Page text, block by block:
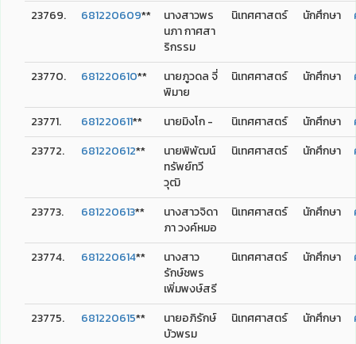
23769. 681220609**
นางสาวพร
นภา กาศสา
ริกรรม
นิเทศศาสตร์ นักศึกษา
23770. 681220610**
นายภูวดล จี่
พิมาย
นิเทศศาสตร์ นักศึกษา
23771. 681220611** นายมิงโก - นิเทศศาสตร์ นักศึกษา
23772.
681220612**
นายพิพัฒน์
ทรัพย์ทวี
วุฒิ
นิเทศศาสตร์ นักศึกษา
23773. 681220613**
นางสาวจิดา
ภา วงค์หมอ
นิเทศศาสตร์ นักศึกษา
23774. 681220614**
นางสาว
รักษ์ชพร
เพิ่มพงษ์สรี
นิเทศศาสตร์ นักศึกษา
23775. 681220615**
นายอภิรักษ์
บัวพรม
นิเทศศาสตร์ นักศึกษา